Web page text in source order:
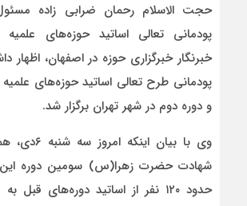
حجت الاسلام رحمان ضرابی زاده
پودمانی تعالی اساتید حوزه‌های
خبرنگار خبرگزاری حوزه در اصفهان، اظهار
پودمانی طرح تعالی اساتید حوزه‌های
و دوره دوم در شهر تهران برگزار شد.
وی با بیان
شهادت حضرت زهرا(س) سومین دوره
حدود ۱۲۰ نفر از اساتید دوره‌های